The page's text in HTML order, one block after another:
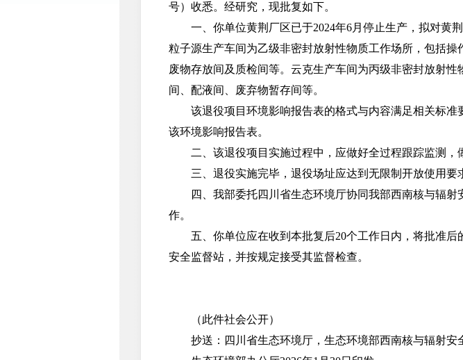
号）收悉。经研究，现批复如下。
一、你单位黄荆厂区已于2024年6月停止生产，拟对黄
粒子源生产车间为乙级非密封放射性物质工作场所，包括
废物存放间及质检间等。云克生产车间为丙级非密封放射
间、配液间、废弃物暂存间等。
该退役项目环境影响报告表的格式与内容满足相关标准
该环境影响报告表。
二、该退役项目实施过程中，应做好全过程跟踪监测，
三、退役实施完毕，退役场址应达到无限制开放使用要
四、我部委托四川省生态环境厅协同我部西南核与辐射
作。
五、你单位应在收到本批复后20个工作日内，将批准后
安全监督站，并按规定接受其监督检查。
（此件社会公开）
抄送：四川省生态环境厅，生态环境部西南核与辐射安